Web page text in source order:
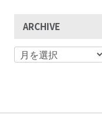
ARCHIVE